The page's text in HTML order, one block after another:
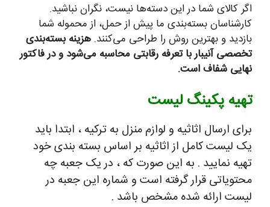
اگر کالای شما در این دسته‌ها نیست، نگران نباشید.
کارشناسان بسته‌بندی ما پیش از حمل، از محموله شما
بازدید و بهترین روش را طراحی می‌کنند. هزینه بسته‌بندی
تخصصی آنیبار با تعرفه رقابتی محاسبه می‌شود و در فاکتور
نهایی شفاف است.
تهیه پکینگ لیست
برای ارسال اثاثیه و لوازم منزل به ترکیه ، ابتدا باید
یک لیست کامل از اثاثیه بر اساس بسته بندی خود
تهیه نمایید . به این صورت که ، در یک جعبه چه
محتویاتی قرار گرفته است و شماره این جعبه در
لیست ارائه شده مشخص باشد .